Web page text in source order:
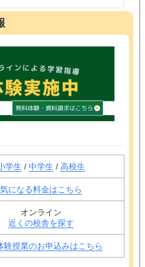
学生 / 中学生 / 高校生
気になる料金はこちら
オンライン
近くの校舎を探す
験授業のお申込みはこちら